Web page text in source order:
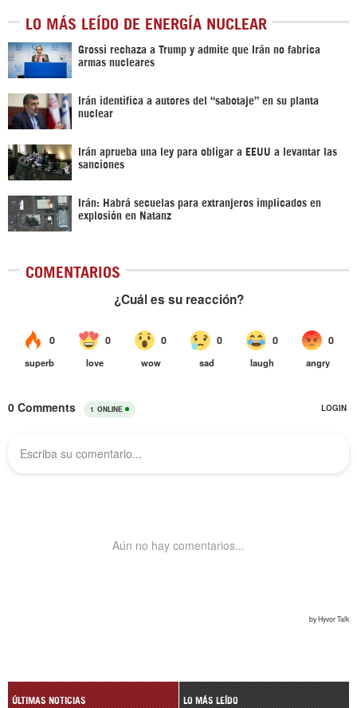
LO MÁS LEÍDO DE ENERGÍA NUCLEAR
Grossi rechaza a Trump y admite que Irán no fabrica
armas nucleares
Irán identifica a autores del “sabotaje” en su planta
nuclear
Irán aprueba una ley para obligar a EEUU a levantar las
sanciones
Irán: Habrá secuelas para extranjeros implicados en
explosión en Natanz
COMENTARIOS
ÚLTIMAS NOTICIAS LO MÁS LEÍDO